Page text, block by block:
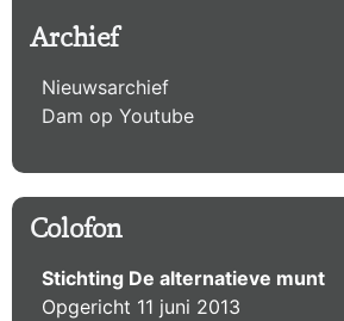
Archief
Nieuwsarchief
Dam op Youtube
Colofon
Stichting De alternatieve munt
Opgericht 11 juni 2013